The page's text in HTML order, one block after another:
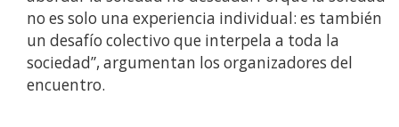
no es solo una experiencia individual: es también
un desafío colectivo que interpela a toda la
sociedad”, argumentan los organizadores del
encuentro.